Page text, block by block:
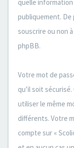
quelle
publiquement. De
souscrire ou non
phpBB.
Votre mot de
qu’il soit
utiliser le même
différents. Votre
compte sur «